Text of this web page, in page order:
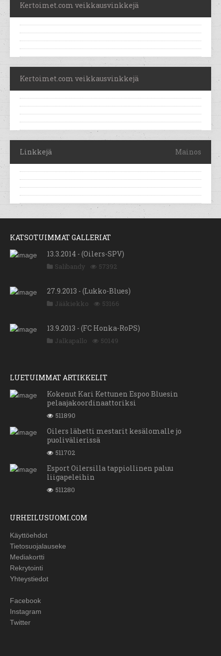
Kertoimet.com veikkausvinkkejä
Kertoimet.com veikkausvinkkejä
Linkkejä Mainos
KATSOTUIMMAT GALLERIAT
13.3.2014 - (Oilers-SPV)
Salibandy 57392
27.9.2013 - (Lukko-Blues)
Jääkiekko 53166
13.9.2013 - (FC Honka-RoPS)
Jalkapallo 50149
LUETUIMMAT ARTIKKELIT
Kokenut Kari Kettunen Espoo Bluesin
pelaajakoordinaattoriksi
511890
Oilers lähetti mestarit kesälomalle jo
puolivälierissä
511702
Esport Oilersilla tappiollinen paluu
liigapeleihin
511280
URHEILUSUOMI.COM
Käyttöehdot
Tietosuojalauseke
Mediakortti
Rekrytointi
Yhteystiedot
Facebook
Instagram
Twitter